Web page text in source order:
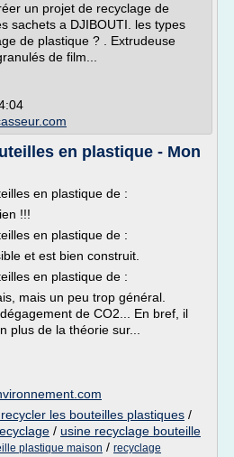
un projet de recyclage de
sachets a DJIBOUTI. les types
de plastique ? . Extrudeuse
de film...
en plastique - Mon
en plastique de :
!!!
en plastique de :
et est bien construit.
en plastique de :
mais un peu trop général.
de CO2... En bref, il
plus de la théorie sur...
les bouteilles plastiques /
/ usine recyclage bouteille
plastique maison / recyclage